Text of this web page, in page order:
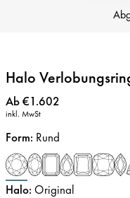
Halo
Preis:
Ab €1.602
inkl. MwSt
Form: Rund
Halo: Original